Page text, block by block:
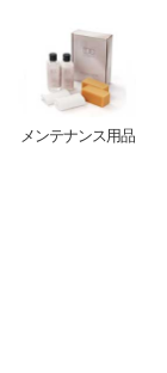
メンテナンス用品